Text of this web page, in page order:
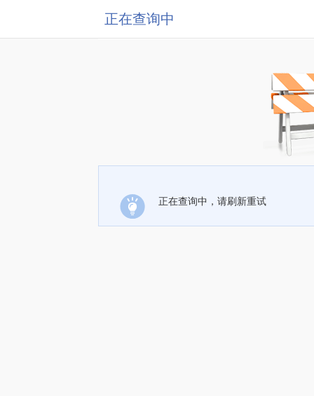
正在查询中
正在查询中，请刷新重试